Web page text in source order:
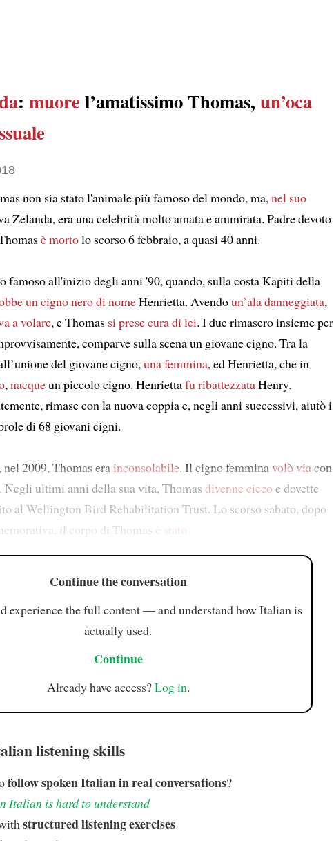
: muorel’amatissimo Thomas, un’oca
non sia stato l'animale più famoso del mondo, ma,nel suo
Zelanda, era una celebrità molto amata e ammirata. Padre devoto
è mortolo scorso 6 febbraio, a quasi 40 anni.
famoso all'inizio degli anni '90, quando, sulla costa Kapiti della
un cigno nero di nomeHenrietta. Avendoun’ala danneggiata,
a volare, e Thomas si prese cura di lei. I due rimasero insieme per
comparve sulla scena un giovane cigno. Tra la
del giovane cigno,una femmina, ed Henrietta, che in
,nacqueun piccolo cigno. Henriettafu ribattezzataHenry.
rimase con la nuova coppia e, negli anni successivi, aiutò i
di 68 giovani cigni.
2009, Thomas era inconsolabile. Il cigno femminavolò viacon
Negli ultimi anni della sua vita, Thomas divenne ciecoe dovette
al Wellington Bird Rehabilitation Trust. Lo scorso sabato, dopo
il corpo di Thomas è stato
Continue the conversation
experience the full content — and understand how Italian is
actually used.
Continue
Already have access?Log in.
listening skills
follow spoken Italian in real conversations?
Italian is hard to understand
structured listening exercises